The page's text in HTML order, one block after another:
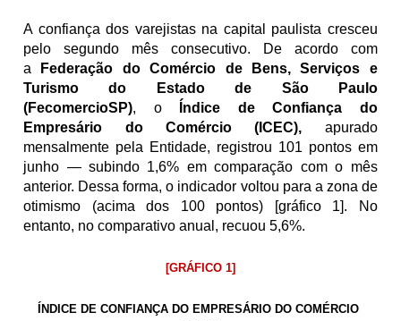
Licitações
Prêmio de Sustentabilidade
Conselho Superior de Direito
Conselho do Comércio Atacadista
Conselho de Serviços
Conselho de Relações Internacionais
Conselho de Sustentabilidade
Conselho de Comércio Eletrônico
A confiança dos varejistas na capital paulista cresceu
pelo segundo mês consecutivo. De acordo com
a
Federação do Comércio de Bens, Serviços e
Turismo do Estado de São Paulo
(FecomercioSP), o
Índice de Confiança do
Empresário do Comércio (ICEC), apurado
mensalmente pela Entidade, registrou 101 pontos em
junho — subindo 1,6% em comparação com o mês
anterior. Dessa forma, o indicador voltou para a zona de
otimismo (acima dos 100 pontos) [gráfico 1]. No
entanto, no comparativo anual, recuou 5,6%.
[GRÁFICO 1]
ÍNDICE DE CONFIANÇA DO EMPRESÁRIO DO COMÉRCIO